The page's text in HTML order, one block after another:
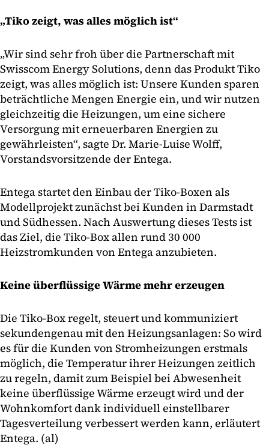
„Tiko zeigt, was alles möglich ist“
„Wir sind sehr froh über die Partnerschaft mit
Swisscom Energy Solutions, denn das Produkt Tiko
zeigt, was alles möglich ist: Unsere Kunden sparen
beträchtliche Mengen Energie ein, und wir nutzen
gleichzeitig die Heizungen, um eine sichere
Versorgung mit erneuerbaren Energien zu
gewährleisten“, sagte Dr. Marie-Luise Wolff,
Vorstandsvorsitzende der Entega.
Entega startet den Einbau der Tiko-Boxen als
Modellprojekt zunächst bei Kunden in Darmstadt
und Südhessen. Nach Auswertung dieses Tests ist
das Ziel, die Tiko-Box allen rund 30 000
Heizstromkunden von Entega anzubieten.
Keine überflüssige Wärme mehr erzeugen
Die Tiko-Box regelt, steuert und kommuniziert
sekundengenau mit den Heizungsanlagen: So wird
es für die Kunden von Stromheizungen erstmals
möglich, die Temperatur ihrer Heizungen zeitlich
zu regeln, damit zum Beispiel bei Abwesenheit
keine überflüssige Wärme erzeugt wird und der
Wohnkomfort dank individuell einstellbarer
Tagesverteilung verbessert werden kann, erläutert
Entega. (al)